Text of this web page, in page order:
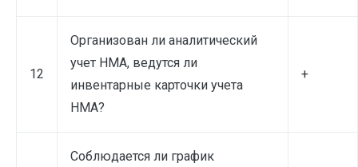
12
Организован ли аналитический
учет НМА, ведутся ли
инвентарные карточки учета
НМА?
+
Соблюдается ли график